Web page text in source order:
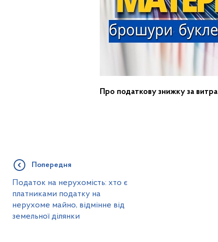
Про податкову знижку за
Попередня
Податок на нерухомість: хто є
платниками податку на
нерухоме майно, відмінне від
земельної ділянки